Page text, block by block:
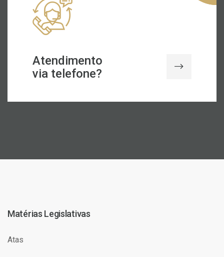
Atendimento
via telefone?
Matérias Legislativas
Atas